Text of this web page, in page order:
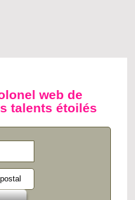
web de
talents étoilés